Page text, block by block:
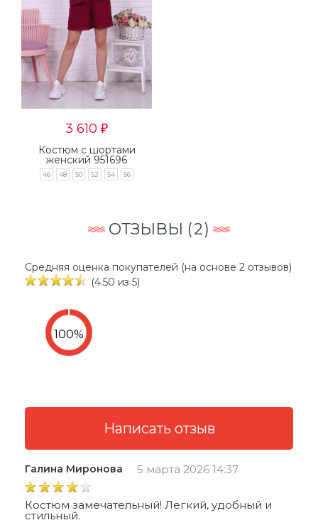
3 610 ₽
Костюм с шортами
женский 951696
46 48 50 52 54 56
ОТЗЫВЫ (2)
Средняя оценка покупателей (на основе 2 отзывов)
(4.50 из 5)
Галина Миронова 5 марта 2026 14:37
Костюм замечательный! Легкий, удобный и
стильный.